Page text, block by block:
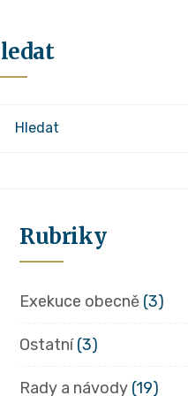
Rubriky
Exekuce obecně (3)
Ostatní(3)
Rady a návody (19)